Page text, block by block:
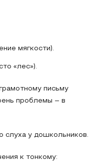
мягкости).
«лес»).
письму
проблемы – в
слуха у дошкольников.
к тонкому: